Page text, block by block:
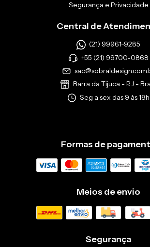
Segurança e Privacidade
Central de
(21) 99961-9285
+55 (21) 99700-0868
Barra da Tijuca - RJ -
Seg a sex das 9 às 18h
Formas de
Meios de envio
Segurança